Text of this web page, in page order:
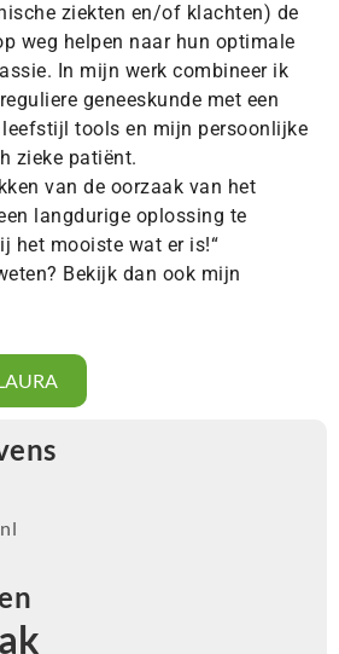
ziekten en/of klachten) de
weg helpen naar hun optimale
In mijn werk combineer ik
geneeskunde met een
tools en mijn persoonlijke
zieke patiënt.
van de oorzaak van het
langdurige oplossing te
het mooiste wat er is!“
Bekijk dan ook mijn